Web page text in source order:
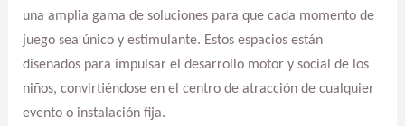
una amplia gama de soluciones para que cada momento de
juego sea único y estimulante. Estos espacios están
diseñados para impulsar el desarrollo motor y social de los
niños, convirtiéndose en el centro de atracción de cualquier
evento o instalación fija.